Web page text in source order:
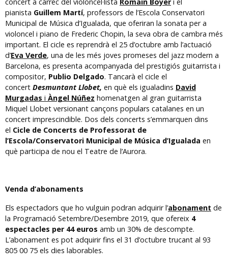
pianista Guillem Martí, professors de l’Escola Conservatori
Municipal de Música d’Igualada, que oferiran la sonata per a
violoncel i piano de Frederic Chopin, la seva obra de cambra més
important. El cicle es reprendrà el 25 d’octubre amb l’actuació
d’Eva Verde, una de les més joves promeses del jazz modern a
Barcelona, es presenta acompanyada del prestigiós guitarrista i
compositor, Publio Delgado. Tancarà el cicle el
concert Desmuntant Llobet, en què els igualadins David
Murgadas i Àngel Núñez homenatgen al gran guitarrista
Miquel Llobet versionant cançons populars catalanes en un
concert imprescindible. Dos dels concerts s’emmarquen dins
el Cicle de Concerts de Professorat de
l’Escola/Conservatori Municipal de Música d’Igualada en
què participa de nou el Teatre de l’Aurora.
Venda d’abonaments
Els espectadors que ho vulguin podran adquirir l’abonament de
la Programació Setembre/Desembre 2019, que ofereix 4
espectacles per 44 euros amb un 30% de descompte.
L’abonament es pot adquirir fins el 31 d’octubre trucant al 93
805 00 75 els dies laborables.